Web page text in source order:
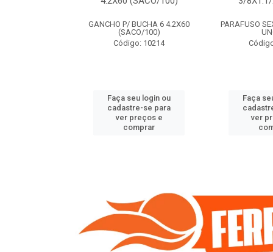
GANCHO P/ BUCHA 6 4.2X60
(SACO/100)
Código: 10214
Faça seu login ou
cadastre-se para
ver preços e
comprar
PARAFUSO
Faça
ver